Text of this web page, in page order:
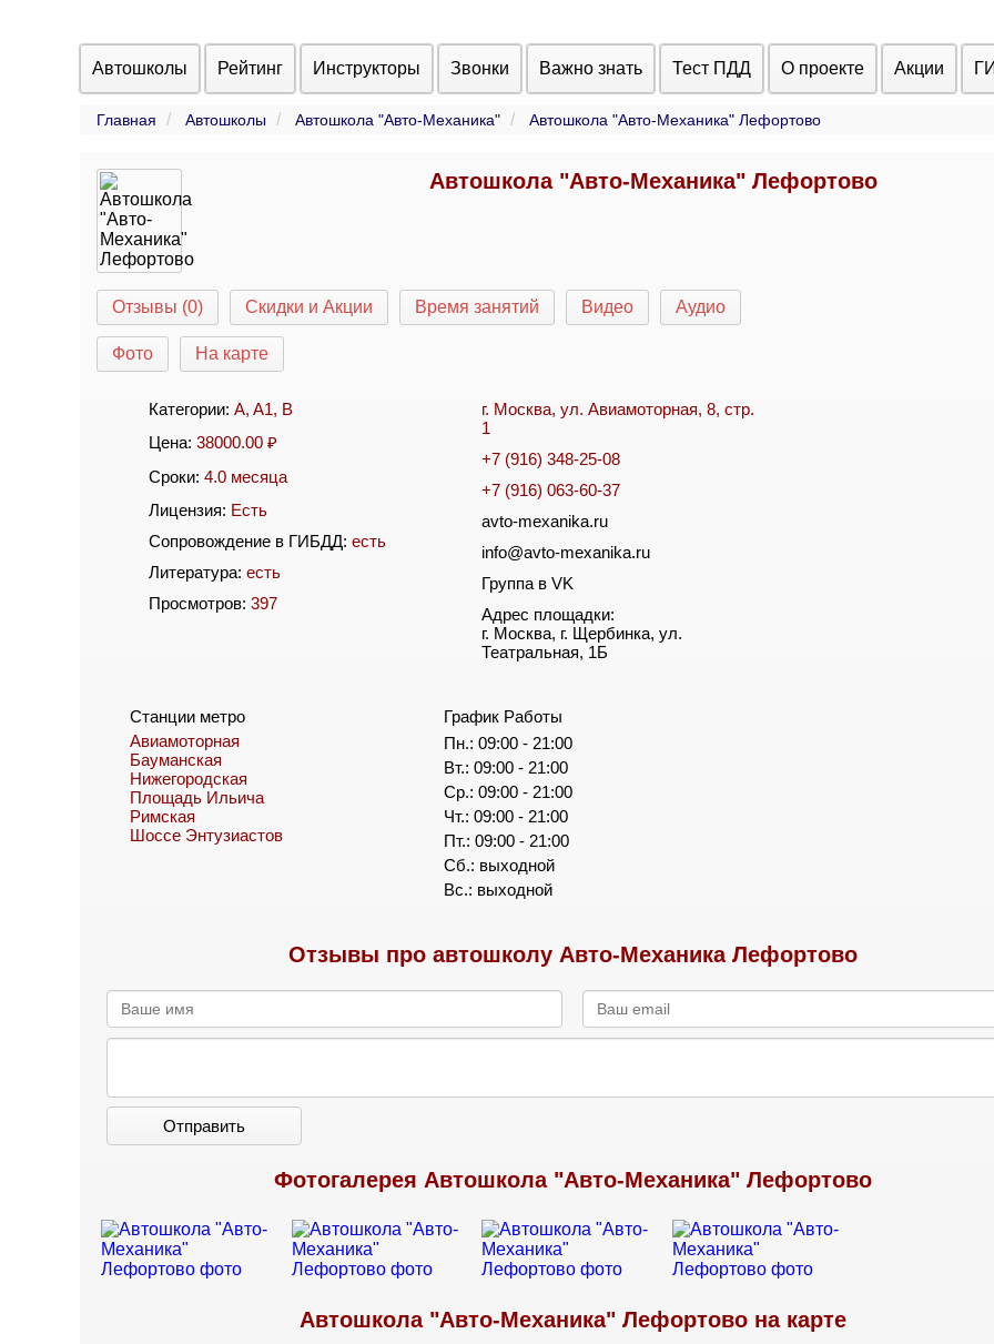
Автошколы Рейтинг Инструкторы Звонки Важно знать Тест ПДД О проекте Акции
Главная Автошколы Автошкола "Авто-Механика" Автошкола "Авто-Механика" Лефортово
Автошкола "Авто-Механика" Лефортово
Отзывы (0) Скидки и Акции Время занятий Видео Аудио
Фото На карте
Категории:A,A1, B
Цена:38000.00 ₽
Сроки:4.0 месяца
Лицензия: Есть
Сопровождение в ГИБДД:есть
Литература:есть
Просмотров:397
г. Москва, ул. Авиамоторная, 8, стр.
1
+7 (916) 348-25-08
+7 (916) 063-60-37
avto-mexanika.ru
info@avto-mexanika.ru
Группа в VK
Адрес площадки:
г. Москва, г. Щербинка, ул.
Театральная, 1Б
Станции метро
Авиамоторная
Бауманская
Нижегородская
Площадь Ильича
Римская
Шоссе Энтузиастов
График Работы
Пн.: 09:00 - 21:00
Вт.: 09:00 - 21:00
Ср.: 09:00 - 21:00
Чт.: 09:00 - 21:00
Пт.: 09:00 - 21:00
Сб.: выходной
Вс.: выходной
Отзывы про автошколу Авто-Механика Лефортово
Отправить
Фотогалерея Автошкола "Авто-Механика" Лефортово
Автошкола "Авто-Механика" Лефортово на карте